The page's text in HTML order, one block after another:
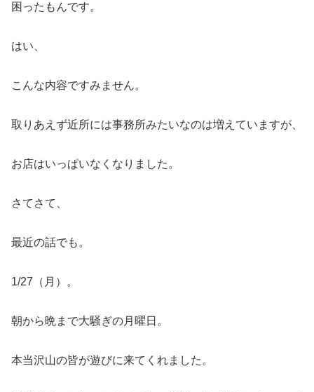
困ったもんです。
はい、
こんな内容ですみません。
取りあえず近所には事務所みたいなのは増えていますが、
お店はいっぱいなくなりました。
さてさて、
最近の話でも。
1/27（月）。
朝から晩まで大騒ぎの月曜日。
本当沢山の皆が遊びに来てくれました。